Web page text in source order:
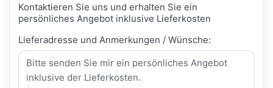
Kontaktieren Sie uns und erhalten Sie ein
persönliches Angebot inklusive Lieferkosten
Lieferadresse und Anmerkungen / Wünsche: